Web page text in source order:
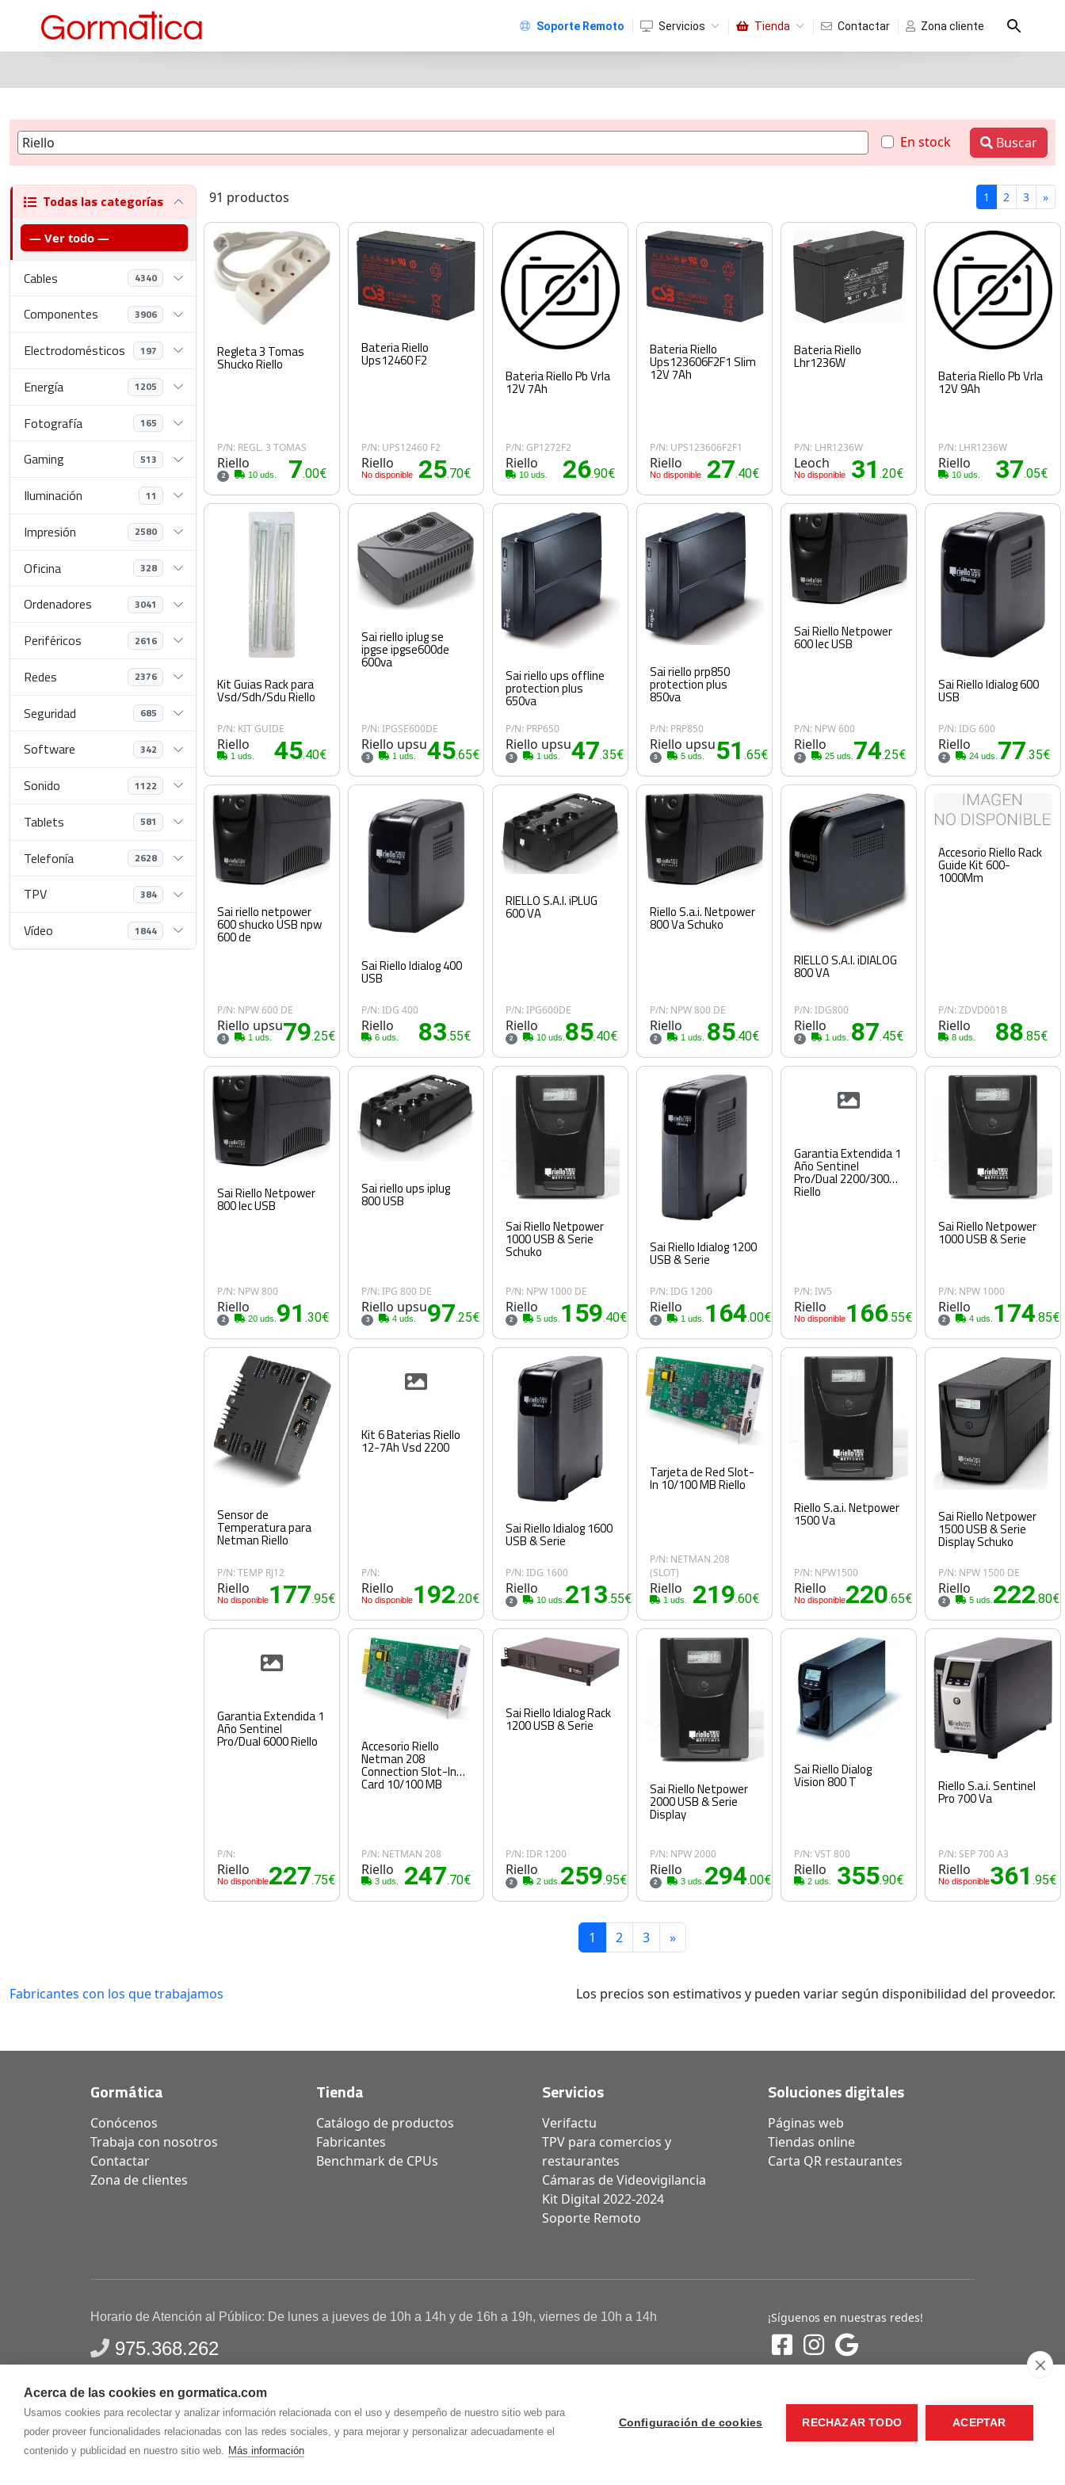
Acerca de las cookies en gormatica.com
Usamos cookies para recolectar y analizar información relacionada con el uso y desempeño de nuestro sitio web para
poder proveer funcionalidades relacionadas con las redes sociales, y para mejorar y personalizar adecuadamente el
contenido y publicidad en nuestro sitio web. Más información
Configuración de cookies RECHAZAR TODO ACEPTAR
Soporte Remoto Servicios Tienda Contactar Zona cliente
En stock Buscar
Todas las categorías
— Ver todo —
Cables 4340
Componentes 3906
Electrodomésticos 197
Energía 1205
Fotografía 165
Gaming 513
Iluminación 11
Impresión 2580
Oficina 328
Ordenadores 3041
Periféricos 2616
Redes 2376
Seguridad 685
Software 342
Sonido 1122
Tablets 581
Telefonía 2628
TPV 384
Vídeo 1844
91 productos 1 2 3 »
Regleta 3 Tomas
Shucko Riello
P/N: REGL. 3 TOMAS
Riello
2 10 uds. 7.00€
Bateria Riello
Ups12460 F2
P/N: UPS12460 F2
Riello
No disponible 25.70€
Bateria Riello Pb Vrla
12V 7Ah
P/N: GP1272F2
Riello
10 uds. 26.90€
Bateria Riello
Ups123606F2F1 Slim
12V 7Ah
P/N: UPS123606F2F1
Riello
No disponible 27.40€
Bateria Riello
Lhr1236W
P/N: LHR1236W
Leoch
No disponible 31.20€
Bateria Riello Pb Vrla
12V 9Ah
P/N: LHR1236W
Riello
10 uds. 37.05€
Kit Guias Rack para
Vsd/Sdh/Sdu Riello
P/N: KIT GUIDE
Riello
1 uds. 45.40€
Sai riello iplug se
ipgse ipgse600de
600va
P/N: IPGSE600DE
Riello upsu
3 1 uds. 45.65€
Sai riello ups offline
protection plus
650va
P/N: PRP650
Riello upsu
3 1 uds. 47.35€
Sai riello prp850
protection plus
850va
P/N: PRP850
Riello upsu
3 5 uds. 51.65€
Sai Riello Netpower
600 Iec USB
P/N: NPW 600
Riello
2 25 uds. 74.25€
Sai Riello Idialog 600
USB
P/N: IDG 600
Riello
2 24 uds. 77.35€
Sai riello netpower
600 shucko USB npw
600 de
P/N: NPW 600 DE
Riello upsu
3 1 uds. 79.25€
Sai Riello Idialog 400
USB
P/N: IDG 400
Riello
6 uds. 83.55€
RIELLO S.A.I. iPLUG
600 VA
P/N: IPG600DE
Riello
2 10 uds. 85.40€
Riello S.a.i. Netpower
800 Va Schuko
P/N: NPW 800 DE
Riello
2 1 uds. 85.40€
RIELLO S.A.I. iDIALOG
800 VA
P/N: IDG800
Riello
2 1 uds. 87.45€
Accesorio Riello Rack
Guide Kit 600-
1000Mm
P/N: ZDVD001B
Riello
8 uds. 88.85€
Sai Riello Netpower
800 Iec USB
P/N: NPW 800
Riello
2 20 uds. 91 .30€
Sai riello ups iplug
800 USB
P/N: IPG 800 DE
Riello upsu
3 4 uds. 97.25€
Sai Riello Netpower
1000 USB & Serie
Schuko
P/N: NPW 1000 DE
Riello
2 5 uds. 159.40€
Sai Riello Idialog 1200
USB & Serie
P/N: IDG 1200
Riello
2 1 uds. 164.00€
Garantia Extendida 1
Año Sentinel
Pro/Dual 2200/3000
Riello
P/N: IW5
Riello
No disponible166.55€
Sai Riello Netpower
1000 USB & Serie
P/N: NPW 1000
Riello
2 4 uds. 174.85€
Sensor de
Temperatura para
Netman Riello
P/N: TEMP RJ12
Riello
No disponible177.95€
Kit 6 Baterias Riello
12-7Ah Vsd 2200
P/N:
Riello
No disponible192.20€
Sai Riello Idialog 1600
USB & Serie
P/N: IDG 1600
Riello
2 10 uds. 213.55€
Tarjeta de Red Slot-
In 10/100 MB Riello
P/N: NETMAN 208
(SLOT)
Riello
1 uds. 219.60€
Riello S.a.i. Netpower
1500 Va
P/N: NPW1500
Riello
No disponible220.65€
Sai Riello Netpower
1500 USB & Serie
Display Schuko
P/N: NPW 1500 DE
Riello
2 5 uds. 222.80€
Garantia Extendida 1
Año Sentinel
Pro/Dual 6000 Riello
P/N:
Riello
No disponible227.75€
Accesorio Riello
Netman 208
Connection Slot-In
Card 10/100 MB
P/N: NETMAN 208
Riello
3 uds. 247.70€
Sai Riello Idialog Rack
1200 USB & Serie
P/N: IDR 1200
Riello
2 2 uds. 259.95€
Sai Riello Netpower
2000 USB & Serie
Display
P/N: NPW 2000
Riello
2 3 uds. 294.00€
Sai Riello Dialog
Vision 800 T
P/N: VST 800
Riello
2 uds. 355.90€
Riello S.a.i. Sentinel
Pro 700 Va
P/N: SEP 700 A3
Riello
No disponible361.95€
1 2 3 »
Fabricantes con los que trabajamos Los precios son estimativos y pueden variar según disponibilidad del proveedor.
Gormática
Conócenos
Trabaja con nosotros
Contactar
Zona de clientes
Tienda
Catálogo de productos
Fabricantes
Benchmark de CPUs
Servicios
Verifactu
TPV para comercios y
restaurantes
Cámaras de Videovigilancia
Kit Digital 2022-2024
Soporte Remoto
Soluciones digitales
Páginas web
Tiendas online
Carta QR restaurantes
Horario de Atención al Público: De lunes a jueves de 10h a 14h y de 16h a 19h, viernes de 10h a 14h
975.368.262
Gormaz Informática S.L.C/ Soria, 2 - El Burgo de Osma (Soria)
¡Síguenos en nuestras redes!